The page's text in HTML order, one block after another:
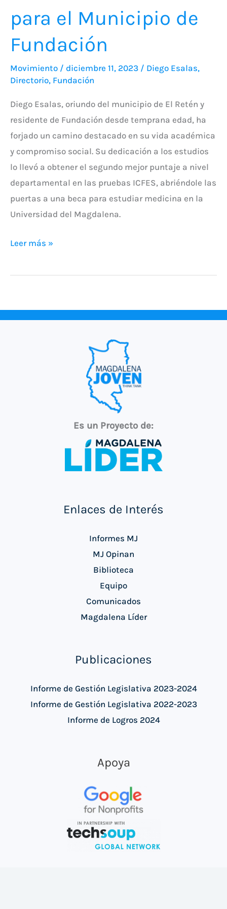
para el Municipio de
Fundación
Movimiento / diciembre 11, 2023 / Diego Esalas,
Directorio, Fundación
Diego Esalas, oriundo del municipio de El Retén y
residente de Fundación desde temprana edad, ha
forjado un camino destacado en su vida académica
y compromiso social. Su dedicación a los estudios
lo llevó a obtener el segundo mejor puntaje a nivel
departamental en las pruebas ICFES, abriéndole las
puertas a una beca para estudiar medicina en la
Universidad del Magdalena.
Leer más »
Es un Proyecto de:
Enlaces de Interés
Informes MJ
MJ Opinan
Biblioteca
Equipo
Comunicados
Magdalena Líder
Publicaciones
Informe de Gestión Legislativa 2023-2024
Informe de Gestión Legislativa 2022-2023
Informe de Logros 2024
Apoya